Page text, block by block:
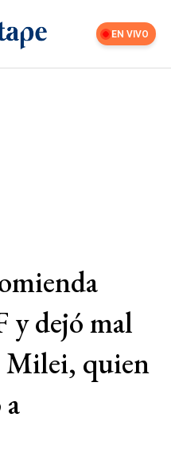
EN VIVO
y dejó mal
Milei, quien